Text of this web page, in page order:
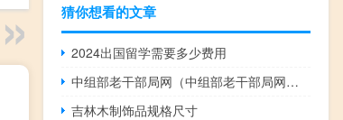
猜你想看的文章
2024出国留学需要多少费用
中组部老干部局网（中组部老干部局网站）
吉林木制饰品规格尺寸